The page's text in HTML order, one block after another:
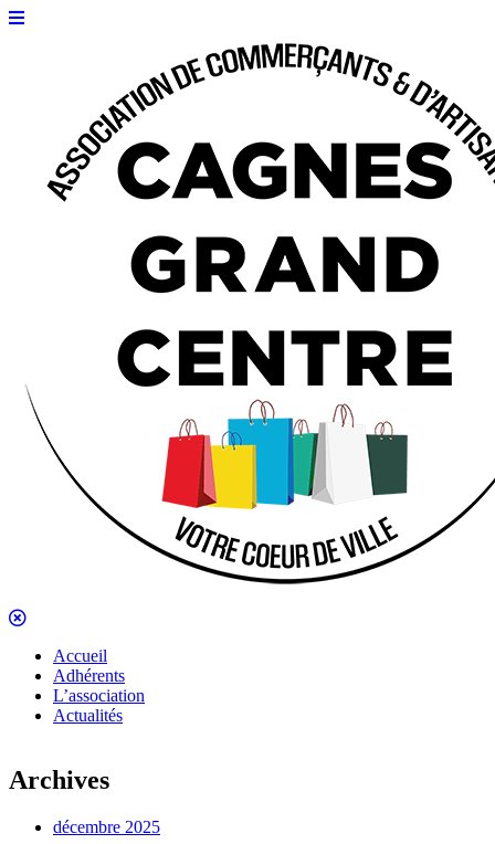
Accueil
Adhérents
L’association
Actualités
Archives
décembre 2025